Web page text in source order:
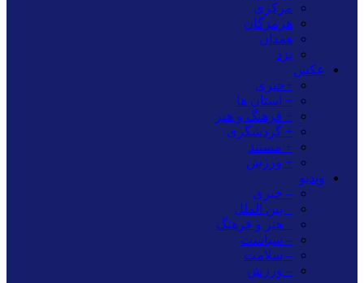
مرکزی
هرمزگان
همدان
یزد
عکس
+خبری
+ استان ها
+ فرهنگ و هنر
+ گردشگری
+ مستند
+ ورزش
ویدیو
– خبری
_ بین الملل
_ هنر و فرهنگ
– سیاست
– سلامت
– ورزش